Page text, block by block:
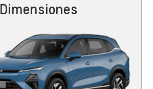
Dimensiones